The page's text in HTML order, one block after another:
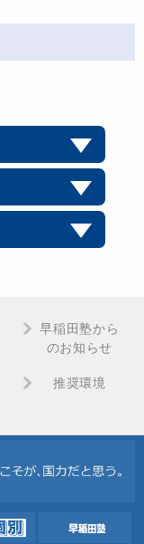
早稲田塾から
のお知らせ
推奨環境